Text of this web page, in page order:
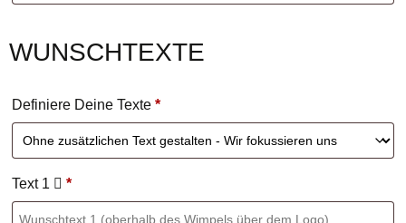
WUNSCHTEXTE
Definiere Deine Texte *
Text 1 *